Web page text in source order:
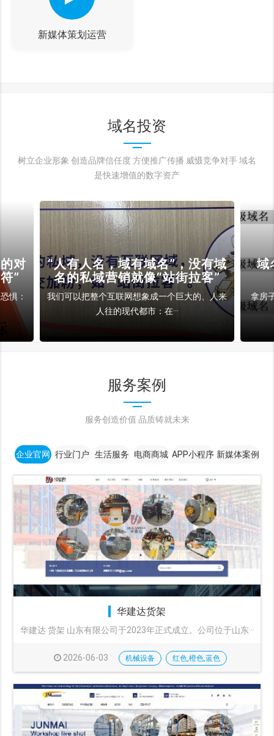
新媒体策划运营
域名投资
树立企业形象 创造品牌信任度 方便推广传播 威慑竞争对手 域名
是快速增值的数字资产
对
”
惧：
“人有人名，域有域名”，没有域
名的私域营销就像“站街拉客”
我们可以把整个互联网想象成一个巨大的、人来
人往的现代都市：在···
域
拿房
服务案例
服务创造价值 品质铸就未来
企业官网 行业门户 生活服务 电商商城 APP小程序 新媒体案例
华建达货架
华建达 货架 山东有限公司于2023年正式成立。公司位于山东···
2026-06-03 机械设备 红色,橙色,蓝色